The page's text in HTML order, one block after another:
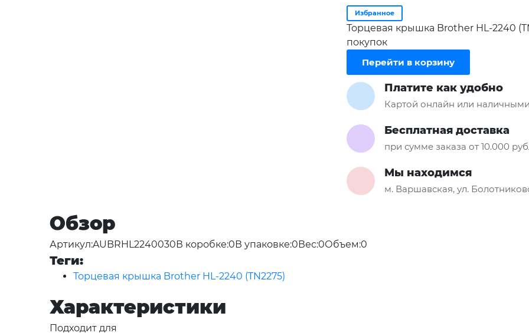
Избранное
Торцевая крышка Brother HL-2240
покупок
Перейти в корзину
Платите как удобно
Картой онлайн или
Бесплатная доставка
при сумме заказа от 10.000
Мы находимся
м. Варшавская, ул.
Обзор
Артикул:AUBRHL2240030В коробке:0В упаковке:0Вес:0Объем:0
Теги:
Торцевая крышка Brother HL-2240 (TN2275)
Характеристики
Подходит для